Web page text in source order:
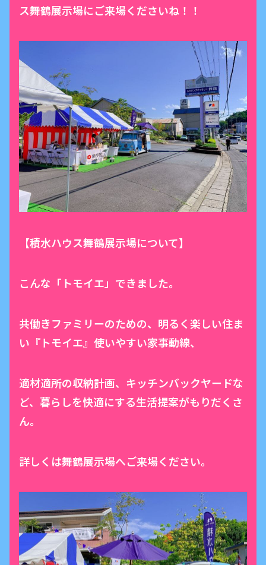
ス舞鶴展示場にご来場くださいね！！
【積水ハウス舞鶴展示場について】
こんな「トモイエ」できました。
共働きファミリーのための、明るく楽しい住ま
い『トモイエ』使いやすい家事動線、
適材適所の収納計画、キッチンバックヤードな
ど、暮らしを快適にする生活提案がもりだくさ
ん。
詳しくは舞鶴展示場へご来場ください。